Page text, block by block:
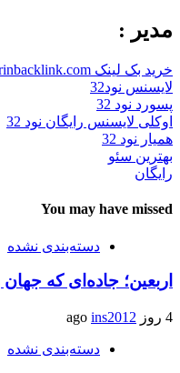
مدیر :
خرید بک لینک behtarinbacklink.com
لایسنس نود32
پسورد نود 32
اوکلی لایسنس رایگان نود 32
همیار نود 32
بهترین سئو
رایگان
You may have missed
دسته‌بندی نشده
اربعین؛ جاده‌ای که
4 روز ago ins2012
دسته‌بندی نشده